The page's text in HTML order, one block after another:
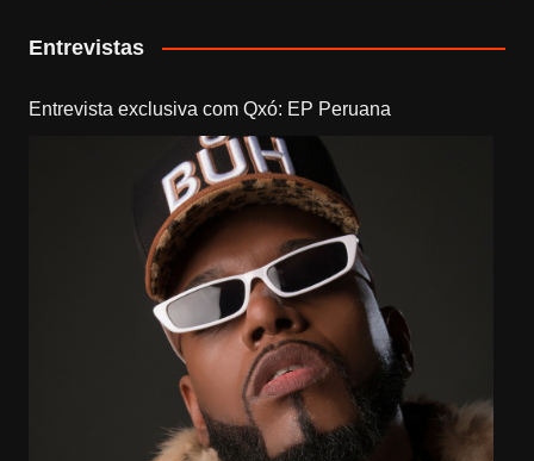
Entrevistas
Entrevista exclusiva com Qxó: EP Peruana